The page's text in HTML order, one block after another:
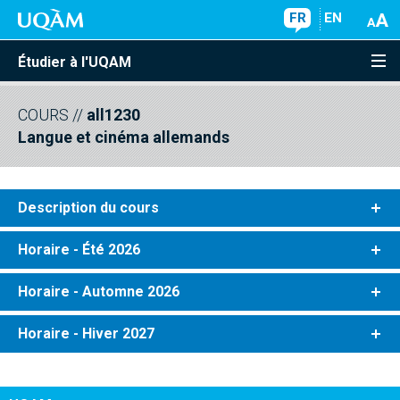
FR EN
Étudier à l'UQAM
COURS // all1230
Langue et cinéma allemands
Description du cours
Horaire - Été 2026
Horaire - Automne 2026
Horaire - Hiver 2027